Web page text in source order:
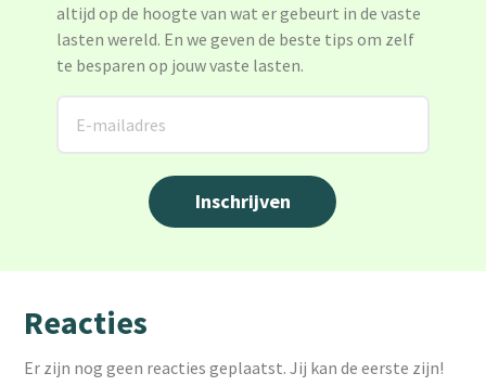
altijd op de hoogte van wat er gebeurt in de vaste
lasten wereld. En we geven de beste tips om zelf
te besparen op jouw vaste lasten.
Reacties
Er zijn nog geen reacties geplaatst. Jij kan de eerste zijn!